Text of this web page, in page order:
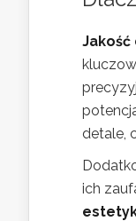
Jakość
detale,
ich